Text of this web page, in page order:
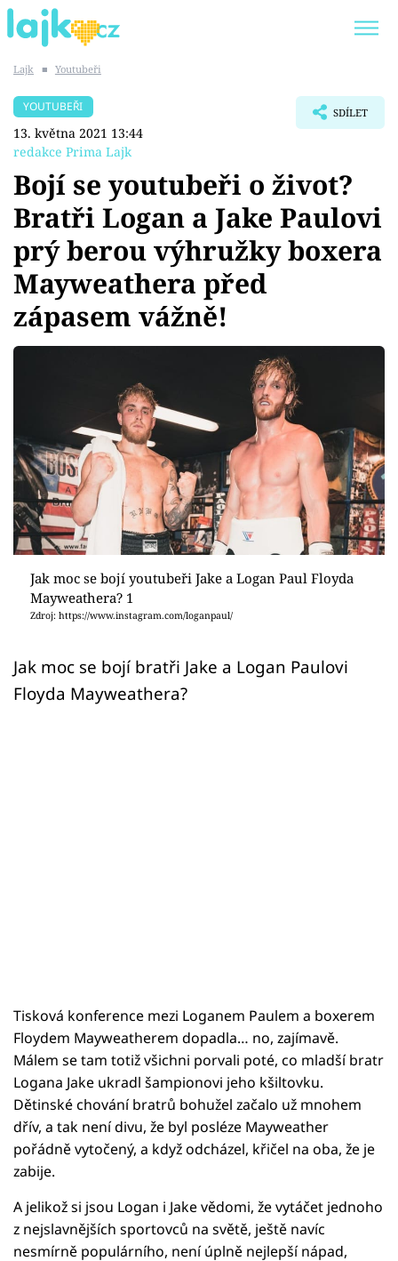
SHOPAHOLICADEL
Témata
Showbyznys
Youtubeři
Sex a vztahy
Videa
Sledujte prima+
Přihlášení
Sledujte nás
Lajk ■ Youtubeři
YOUTUBEŘI
13. května 2021 13:44
redakce Prima Lajk
SDÍLET
Bojí se youtubeři o život?
Bratři Logan a Jake Paulovi
prý berou výhružky boxera
Mayweathera před
zápasem vážně!
Jak moc se bojí youtubeři Jake a Logan Paul Floyda
Mayweathera? 1
Zdroj: https://www.instagram.com/loganpaul/
Jak moc se bojí bratři Jake a Logan Paulovi
Floyda Mayweathera?
Tisková konference mezi Loganem Paulem a boxerem
Floydem Mayweatherem dopadla… no, zajímavě.
Málem se tam totiž všichni porvali poté, co mladší bratr
Logana Jake ukradl šampionovi jeho kšiltovku.
Dětinské chování bratrů bohužel začalo už mnohem
dřív, a tak není divu, že byl posléze Mayweather
pořádně vytočený, a když odcházel, křičel na oba, že je
zabije.
A jelikož si jsou Logan i Jake vědomi, že vytáčet jednoho
z nejslavnějších sportovců na světě, ještě navíc
nesmírně populárního, není úplně nejlepší nápad,